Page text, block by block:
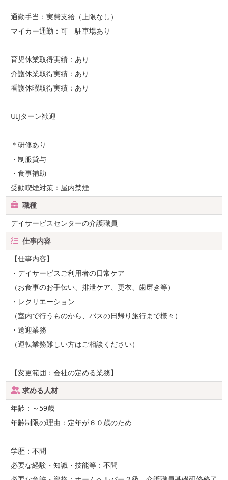
通勤手当：実費支給（上限なし）
マイカー通勤：可 駐車場あり
育児休業取得実績：あり
介護休業取得実績：あり
看護休暇取得実績：あり
UIJターン歓迎
＊研修あり
・制服貸与
・食事補助
受動喫煙対策：屋内禁煙
職種
デイサービスセンターの介護職員
仕事内容
【仕事内容】
・デイサービスご利用者の日常ケア
（お食事のお手伝い、排泄ケア、更衣、歯磨き等）
・レクリエーション
（室内で行うものから、バスの日帰り旅行まで様々）
・送迎業務
（運転業務難しい方はご相談ください）
【変更範囲：会社の定める業務】
求める人材
年齢：～59歳
年齢制限の理由：定年が６０歳のため
学歴：不問
必要な経験・知識・技能等：不問